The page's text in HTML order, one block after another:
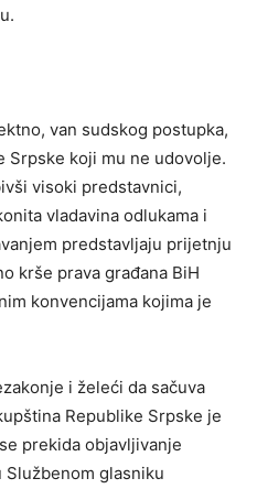
van sudskog postupka,
Srpske koji mu ne udovolje.
visoki predstavnici,
vladavina odlukama i
predstavljaju prijetnju
krše prava građana BiH
konvencijama kojima je
i želeći da sačuva
Republike Srpske je
prekida objavljivanje
Službenom glasniku